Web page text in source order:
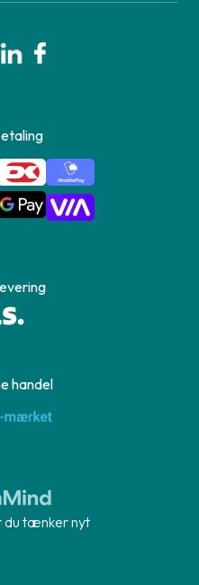
handel
du tænker nyt